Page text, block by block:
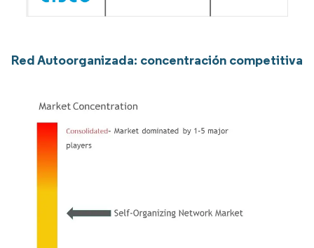
Red Autoorganizada: concentración competitiva